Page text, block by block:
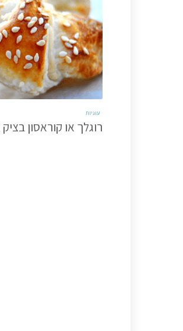
עוגיות
רוגלך או קוראסון